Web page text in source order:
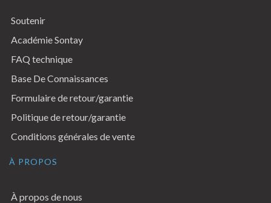
Soutenir
Académie Sontay
FAQ technique
Base De Connaissances
Formulaire de retour/garantie
Politique de retour/garantie
Conditions générales de vente
À PROPOS
À propos de nous